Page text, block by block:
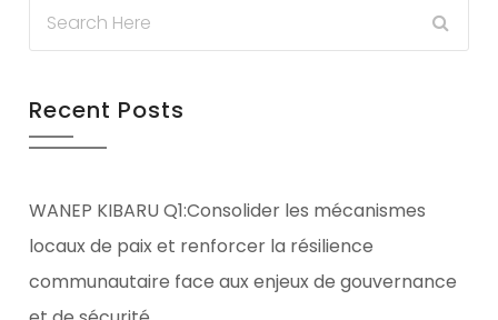
Recent Posts
WANEP KIBARU Q1:Consolider les mécanismes
locaux de paix et renforcer la résilience
communautaire face aux enjeux de gouvernance